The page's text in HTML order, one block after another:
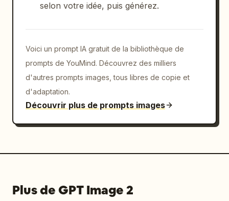
selon votre idée, puis générez.
Voici un prompt IA gratuit de la bibliothèque de
prompts de YouMind. Découvrez des milliers
d'autres prompts images, tous libres de copie et
d'adaptation.
Découvrir plus de prompts images
Plus de GPT Image 2